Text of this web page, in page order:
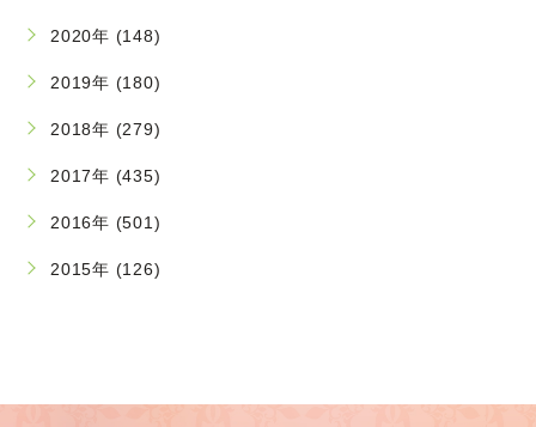
2020年 (148)
2019年 (180)
2018年 (279)
2017年 (435)
2016年 (501)
2015年 (126)